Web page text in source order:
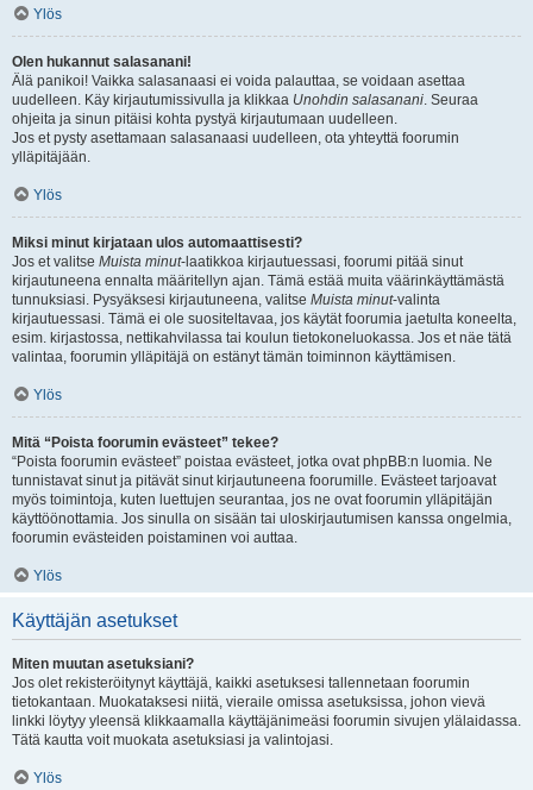
Ylös
Olen hukannut salasanani!
Älä panikoi! Vaikka salasanaasi ei voida palauttaa, se voidaan asettaa
uudelleen. Käy kirjautumissivulla ja klikkaa Unohdin salasanani. Seuraa
ohjeita ja sinun pitäisi kohta pystyä kirjautumaan uudelleen.
Jos et pysty asettamaan salasanaasi uudelleen, ota yhteyttä foorumin
ylläpitäjään.
Ylös
Miksi minut kirjataan ulos automaattisesti?
Jos et valitse Muista minut-laatikkoa kirjautuessasi, foorumi pitää sinut
kirjautuneena ennalta määritellyn ajan. Tämä estää muita väärinkäyttämästä
tunnuksiasi. Pysyäksesi kirjautuneena, valitse Muista minut-valinta
kirjautuessasi. Tämä ei ole suositeltavaa, jos käytät foorumia jaetulta koneelta,
esim. kirjastossa, nettikahvilassa tai koulun tietokoneluokassa. Jos et näe tätä
valintaa, foorumin ylläpitäjä on estänyt tämän toiminnon käyttämisen.
Ylös
Mitä “Poista foorumin evästeet” tekee?
“Poista foorumin evästeet” poistaa evästeet, jotka ovat phpBB:n luomia. Ne
tunnistavat sinut ja pitävät sinut kirjautuneena foorumille. Evästeet tarjoavat
myös toimintoja, kuten luettujen seurantaa, jos ne ovat foorumin ylläpitäjän
käyttöönottamia. Jos sinulla on sisään tai uloskirjautumisen kanssa ongelmia,
foorumin evästeiden poistaminen voi auttaa.
Ylös
Käyttäjän asetukset
Miten muutan asetuksiani?
Jos olet rekisteröitynyt käyttäjä, kaikki asetuksesi tallennetaan foorumin
tietokantaan. Muokataksesi niitä, vieraile omissa asetuksissa, johon vievä
linkki löytyy yleensä klikkaamalla käyttäjänimeäsi foorumin sivujen ylälaidassa.
Tätä kautta voit muokata asetuksiasi ja valintojasi.
Ylös